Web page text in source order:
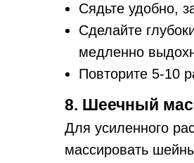
Сядьте удобно,
Сделайте
медленно
Повторите 5-10
8. Шеечный
Для усиленного
массировать